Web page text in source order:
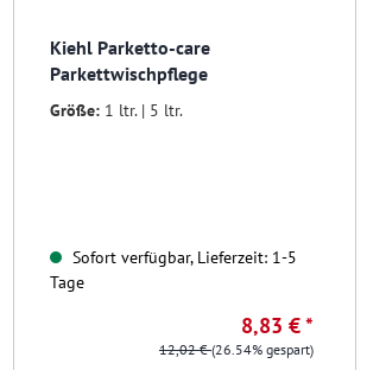
Kiehl Parketto-care
Parkettwischpflege
Größe: 1 ltr. | 5 ltr.
Sofort verfügbar, Lieferzeit: 1-5
Tage
8,83 € *
12,02 €(26.54% gespart)